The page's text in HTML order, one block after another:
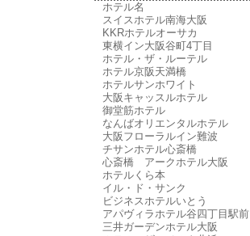
ホテル名
スイスホテル南海大阪
KKRホテルオーサカ
東横イン大阪谷町4丁目
ホテル・ザ・ルーテル
ホテル京阪天満橋
ホテルサンホワイト
大阪キャッスルホテル
御堂筋ホテル
なんばオリエンタルホテル
大阪フローラルイン難波
チサンホテル心斎橋
心斎橋 アークホテル大阪
ホテルくら本
イル・ド・サンク
ビジネスホテルいとう
アパヴィラホテル谷四丁目駅前
三井ガーデンホテル大阪